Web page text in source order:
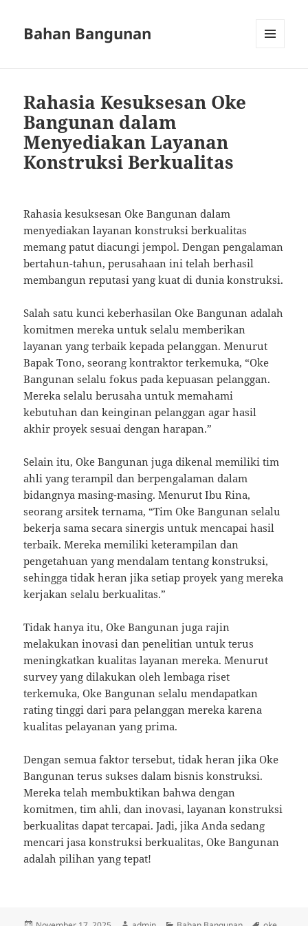
Bahan Bangunan
Rahasia Kesuksesan Oke
Bangunan dalam
Menyediakan Layanan
Konstruksi Berkualitas
Rahasia kesuksesan Oke Bangunan dalam
menyediakan layanan konstruksi berkualitas
memang patut diacungi jempol. Dengan pengalaman
bertahun-tahun, perusahaan ini telah berhasil
membangun reputasi yang kuat di dunia konstruksi.
Salah satu kunci keberhasilan Oke Bangunan adalah
komitmen mereka untuk selalu memberikan
layanan yang terbaik kepada pelanggan. Menurut
Bapak Tono, seorang kontraktor terkemuka, “Oke
Bangunan selalu fokus pada kepuasan pelanggan.
Mereka selalu berusaha untuk memahami
kebutuhan dan keinginan pelanggan agar hasil
akhir proyek sesuai dengan harapan.”
Selain itu, Oke Bangunan juga dikenal memiliki tim
ahli yang terampil dan berpengalaman dalam
bidangnya masing-masing. Menurut Ibu Rina,
seorang arsitek ternama, “Tim Oke Bangunan selalu
bekerja sama secara sinergis untuk mencapai hasil
terbaik. Mereka memiliki keterampilan dan
pengetahuan yang mendalam tentang konstruksi,
sehingga tidak heran jika setiap proyek yang mereka
kerjakan selalu berkualitas.”
Tidak hanya itu, Oke Bangunan juga rajin
melakukan inovasi dan penelitian untuk terus
meningkatkan kualitas layanan mereka. Menurut
survey yang dilakukan oleh lembaga riset
terkemuka, Oke Bangunan selalu mendapatkan
rating tinggi dari para pelanggan mereka karena
kualitas pelayanan yang prima.
Dengan semua faktor tersebut, tidak heran jika Oke
Bangunan terus sukses dalam bisnis konstruksi.
Mereka telah membuktikan bahwa dengan
komitmen, tim ahli, dan inovasi, layanan konstruksi
berkualitas dapat tercapai. Jadi, jika Anda sedang
mencari jasa konstruksi berkualitas, Oke Bangunan
adalah pilihan yang tepat!